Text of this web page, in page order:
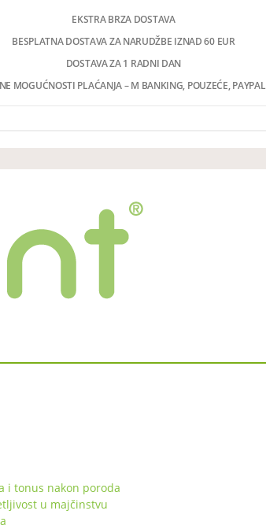
EKSTRA BRZA DOSTAVA
BESPLATNA DOSTAVA ZA NARUDŽBE IZNAD 60 EUR
DOSTAVA ZA 1 RADNI DAN
MOGUĆNOSTI PLAĆANJA – M BANKING, POUZEĆE, PAYPAL
i tonus nakon poroda
u majčinstvu